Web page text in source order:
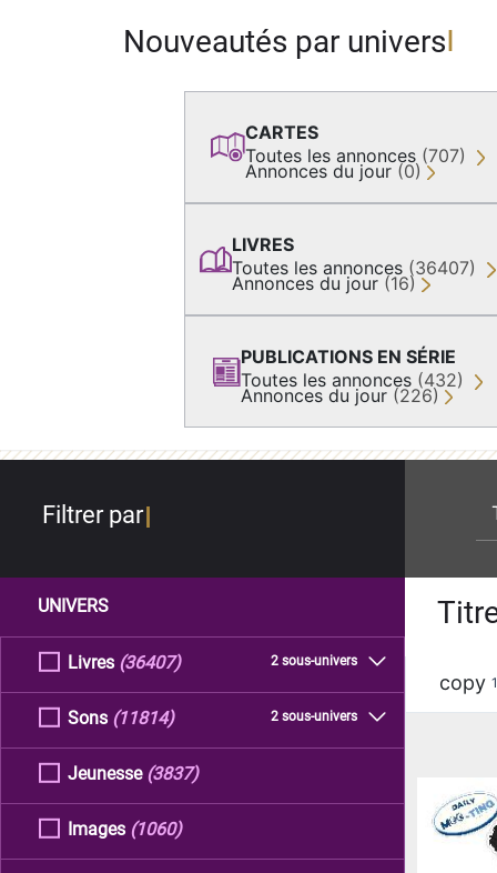
Nouveautés par univers
CARTES
Toutes les annonces (707)
Annonces du jour (0)
LIVRES
Toutes les annonces (36407)
Annonces du jour (16)
PUBLICATIONS EN SÉRIE
Toutes les annonces (432)
Annonces du jour (226)
Filtrer par
UNIVERS
Livres 2 sous-univers
(36407)
Sons 2 sous-univers
(11814)
Jeunesse (3837)
Images (1060)
copy